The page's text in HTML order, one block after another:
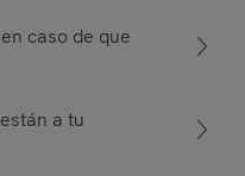
caso de que
a tu